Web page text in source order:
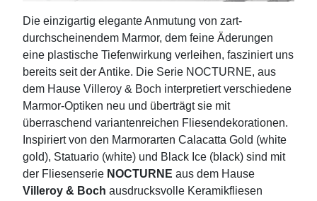
Die einzigartig elegante Anmutung von zart-
durchscheinendem Marmor, dem feine Äderungen
eine plastische Tiefenwirkung verleihen, fasziniert uns
bereits seit der Antike. Die Serie NOCTURNE, aus
dem Hause Villeroy & Boch interpretiert verschiedene
Marmor-Optiken neu und überträgt sie mit
überraschend variantenreichen Fliesendekorationen.
Inspiriert von den Marmorarten Calacatta Gold (white
gold), Statuario (white) und Black Ice (black) sind mit
der Fliesenserie NOCTURNE aus dem Hause
Villeroy & Boch ausdrucksvolle Keramikfliesen